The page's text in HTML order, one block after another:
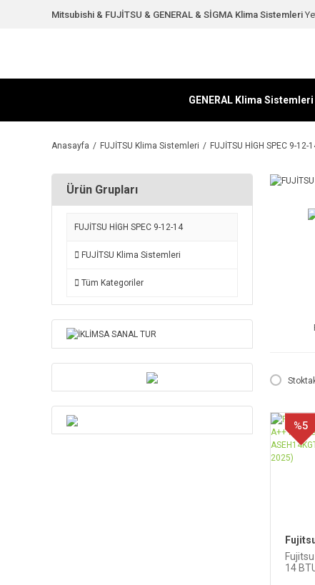
Mitsubishi & FUJİTSU & GENERAL & SİGMA Klima Sistemleri
GENERAL Klima Sistemleri
Anasayfa FUJİTSU Klima Sistemleri FUJİTSU HİGH SPEC 9-12-
Ürün Grupları
FUJİTSU HİGH SPEC 9-12-14
FUJİTSU Klima Sistemleri
Tüm Kategoriler
%5
14